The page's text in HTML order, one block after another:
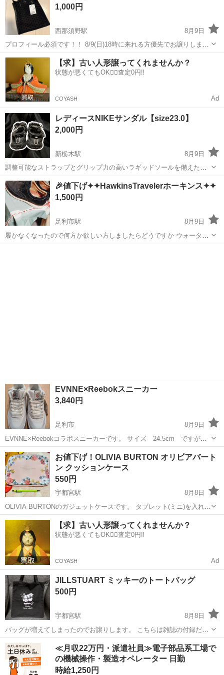
1,000円
西那須野駅
8月9日
プロフィール必須です！！ 8/9(日)18時に来れる方優先でお譲りしま
す。
栃木 那須塩原市 西那須野駅 バッグ 譲り
【求】古い人形譲ってくれませんか？
状態が悪くてもOK🙆‍♀️査定0円‼️
COYASH Ad
レディースNIKEサンダル【size23.0】
2,000円
新栃木駅
8月9日
調整可能なストラップとグリップ力の高いラギッドソールを備えた、
機能的なスポーツサンダルです。 - ブランド: NIKE - カラー: ブラック
- デザイン: 調整可能ストラップ、ヒールトグル仕様 - ソール: ラギッ
ドア...
栃木 栃木市 新栃木駅
🎉値下げ✦✦HawkinsTravelerホーキンス✦✦
1,500円
足利市駅
8月9日
履かなくなったので何方か欲しい方しましたらどうですか ウォーター
タッチを採用なので☔の日でも浸水を防ぎ 滑り止めグリップ採用 長時
EVNNE×Reebokスニーカー
3,840円
足利市
8月9日
EVNNE×Reebokコラボスニーカーです。 サイズ 24.5cm ですが、
小さめだと思います。 試し履きのみで新品同様です。 袋や箱はありま
せん。 かわいいのですが、サイズが合わなかったため出品します。 靴
のかかとの方...
栃木 足利市 靴
お値下げ！OLIVIA BURTON オリビアバート
ン クッションケース
550円
宇都宮駅
8月8日
OLIVIA BURTONのガジェットケースです。 タブレット(ミニ)を入れて
使用する予定でしたが、別の物を使うことにしたので、こちらは未使
用品です。 サイズ感がわかるようシャーペンを置きました(シャーペン
は商品に含まれ...
栃木 宇都宮市 宇都宮駅 バッグ BURTON
【求】古い人形譲ってくれませんか？
状態が悪くてもOK🙆‍♀️査定0円‼️
COYASH Ad
JILLSTUART ミッキーのトートバッグ
500円
宇都宮駅
8月8日
バッグが増えてしまったのでお譲りします。 こちらは雑誌の付録だっ
たと思います。 2、3回使用してクローゼット保管です。 A4サイズ入
ります！ 受け渡しは、 平日は18時〜18時30分頃を希望します。 土日
は応相談でお願い...
栃木 宇都宮市 宇都宮駅 バッグ
≪月収22万円・派遣社員≫電子部品系工場で
の機械操作・製造オペレーター 日勤
時給1,250円